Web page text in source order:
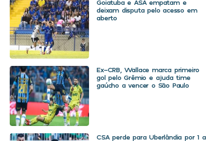
Goiatuba e ASA empatam e
deixam disputa pelo acesso em
aberto
Ex-CRB, Wallace marca primeiro
gol pelo Grêmio e ajuda time
gaúcho a vencer o São Paulo
CSA perde para Uberlândia por 1 a